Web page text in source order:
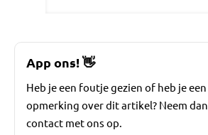
App ons! 👋
Heb je een foutje gezien of heb je een
opmerking over dit artikel? Neem dan
contact met ons op.